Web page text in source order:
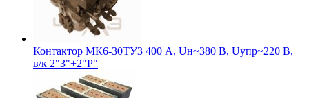
Контактор МК6-30ТУ3 400 А, Uн~380 В, Uупр~220 В,
в/к 2"З"+2"Р"